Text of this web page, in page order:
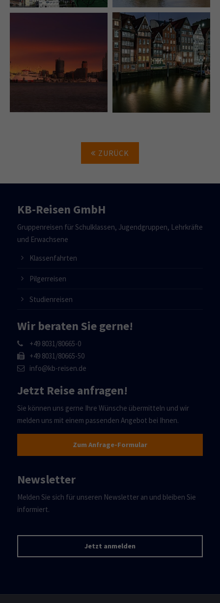
ZURÜCK
KB-Reisen GmbH
Gruppenreisen für Schulklassen, Jugendgruppen, Lehrkräfte
und Erwachsene
Klassenfahrten
Pilgerreisen
Studienreisen
Wir beraten Sie gerne!
+49 8031/80665-0
+49 8031/80665-50
info@kb-reisen.de
Jetzt Reise anfragen!
Sie können uns gerne Ihre Wünsche übermitteln und wir
melden uns mit einem passenden Angebot bei Ihnen.
Zum Anfrage-Formular
Newsletter
Melden Sie sich für unseren Newsletter an und bleiben Sie
informiert.
Jetzt anmelden